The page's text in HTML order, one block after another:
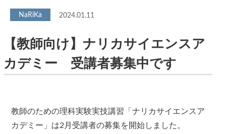
2024.01.11
【教師向け】ナリカサイエンスア
カデミー 受講者募集中です
教師のための理科実験実技講習「ナリカサイエンスア
カデミー」は2月受講者の募集を開始しました。